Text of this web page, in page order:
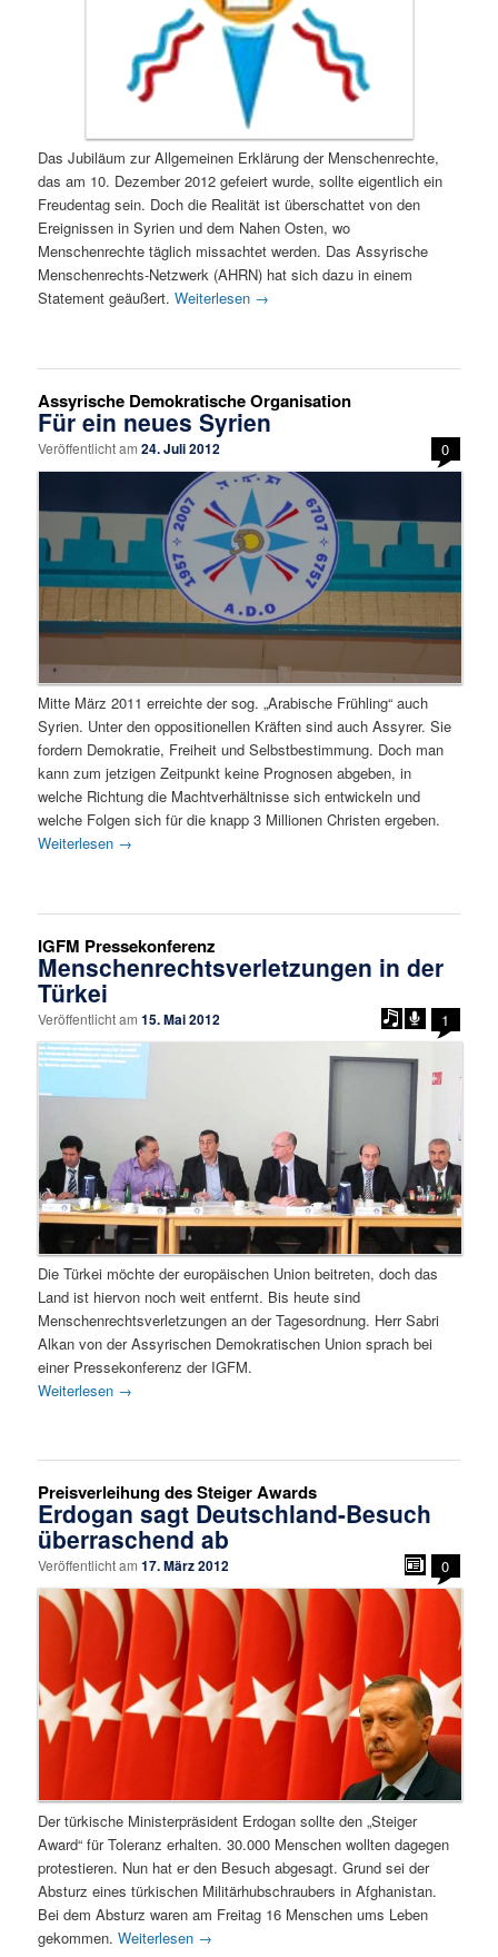
Das Jubiläum zur Allgemeinen Erklärung der Menschenrechte,
das am 10. Dezember 2012 gefeiert wurde, sollte eigentlich ein
Freudentag sein. Doch die Realität ist überschattet von den
Ereignissen in Syrien und dem Nahen Osten, wo
Menschenrechte täglich missachtet werden. Das Assyrische
Menschenrechts-Netzwerk (AHRN) hat sich dazu in einem
Statement geäußert.Weiterlesen →
Assyrische Demokratische Organisation
Für ein neues Syrien
Veröffentlicht am24. Juli 2012 0
Mitte März 2011 erreichte der sog. „Arabische Frühling“ auch
Syrien. Unter den oppositionellen Kräften sind auch Assyrer. Sie
fordern Demokratie, Freiheit und Selbstbestimmung. Doch man
kann zum jetzigen Zeitpunkt keine Prognosen abgeben, in
welche Richtung die Machtverhältnisse sich entwickeln und
welche Folgen sich für die knapp 3 Millionen Christen ergeben.
Weiterlesen →
IGFM Pressekonferenz
Menschenrechtsverletzungen in der
Türkei
Veröffentlicht am15. Mai 2012 1
Die Türkei möchte der europäischen Union beitreten, doch das
Land ist hiervon noch weit entfernt. Bis heute sind
Menschenrechtsverletzungen an der Tagesordnung. Herr Sabri
Alkan von der Assyrischen Demokratischen Union sprach bei
einer Pressekonferenz der IGFM.
Weiterlesen →
Preisverleihung des Steiger Awards
Erdogan sagt Deutschland-Besuch
überraschend ab
Veröffentlicht am17. März 2012 0
Der türkische Ministerpräsident Erdogan sollte den „Steiger
Award“ für Toleranz erhalten. 30.000 Menschen wollten dagegen
protestieren. Nun hat er den Besuch abgesagt. Grund sei der
Absturz eines türkischen Militärhubschraubers in Afghanistan.
Bei dem Absturz waren am Freitag 16 Menschen ums Leben
gekommen.Weiterlesen →